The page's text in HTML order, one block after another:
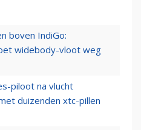
boven IndiGo:
widebody-vloot weg
piloot na vlucht
duizenden xtc-pillen